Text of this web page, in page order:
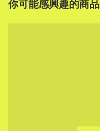
你可能感興趣的商品